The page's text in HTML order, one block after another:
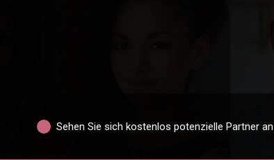
Sehen Sie sich kostenlos potenzielle Partner an